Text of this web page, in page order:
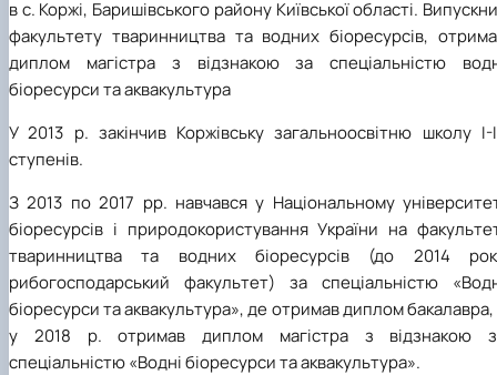
в с. Коржі, Баришівського району Київської області.
факультету тваринництва та водних біоресурсів,
диплом магістра з відзнакою за спеціальністю
біоресурси та аквакультура
У 2013 р. закінчив Коржівську загальноосвітню школу І-
ступенів.
З 2013 по 2017 рр. навчався у Національному
біоресурсів і природокористування України на
тваринництва та водних біоресурсів (до 2014
рибогосподарський факультет) за спеціальністю
біоресурси та аквакультура», де отримав диплом бакалавра,
у 2018 р. отримав диплом магістра з відзнакою
спеціальністю «Водні біоресурси та аквакультура».